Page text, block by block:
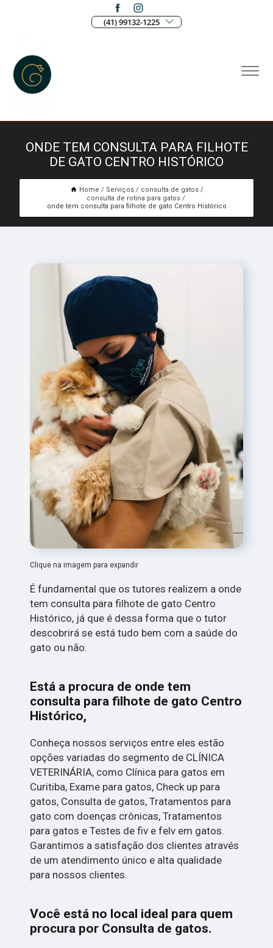
(41) 99132-1225
ONDE TEM CONSULTA PARA FILHOTE
DE GATO CENTRO HISTÓRICO
Home Serviços
consulta de gatos
consulta de rotina para gatos
onde tem consulta para filhote de gato Centro Histórico
Clique na imagem para expandir
É fundamental que os tutores realizem a onde
tem consulta para filhote de gato Centro
Histórico, já que é dessa forma que o tutor
descobrirá se está tudo bem com a saúde do
gato ou não.
Está a procura de onde tem
consulta para filhote de gato Centro
Histórico,
Conheça nossos serviços entre eles estão
opções variadas do segmento de CLÍNICA
VETERINÁRIA, como Clínica para gatos em
Curitiba, Exame para gatos, Check up para
gatos, Consulta de gatos, Tratamentos para
gato com doenças crônicas, Tratamentos
para gatos e Testes de fiv e felv em gatos.
Garantimos a satisfação dos clientes através
de um atendimento único e alta qualidade
para nossos clientes.
Você está no local ideal para quem
procura por Consulta de gatos.